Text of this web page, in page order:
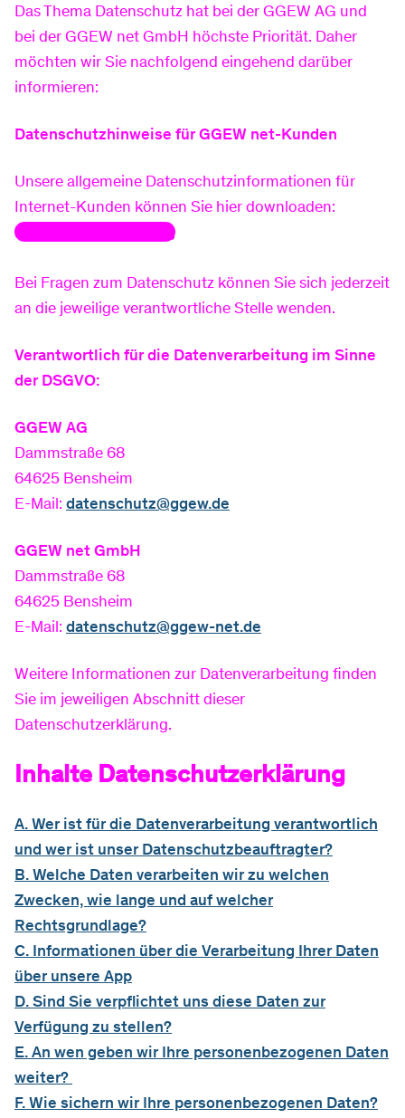
Hilfe & Service
Kundenportal
Downloads
Umzug melden
Vertrag kündigen
Tarif- & Produktwechsel
Router zurück senden
Anschluss ans Glasfasernetz
Freunde werben
Hausbau-Services
Hausanschluss
Zähler-Service
Standrohr mieten
Service
FAQ
Dokumente & Formulare
Umzug
Rechnungserklärer
Jahresverbrauchsabrechnung
Baustellen
Sponsoring
Das Thema Datenschutz hat bei der GGEW AG und
bei der GGEW net GmbH höchste Priorität. Daher
möchten wir Sie nachfolgend eingehend darüber
informieren:
Datenschutzhinweise für GGEW net-Kunden
Unsere allgemeine Datenschutzinformationen für
Internet-Kunden können Sie hier downloaden:
Datenschutzerklärung
Bei Fragen zum Datenschutz können Sie sich jederzeit
an die jeweilige verantwortliche Stelle wenden.
Verantwortlich für die Datenverarbeitung im Sinne
der DSGVO:
GGEW AG
Dammstraße 68
64625 Bensheim
E-Mail: datenschutz@ggew.de
GGEW net GmbH
Dammstraße 68
64625 Bensheim
E-Mail: datenschutz@ggew-net.de
Weitere Informationen zur Datenverarbeitung finden
Sie im jeweiligen Abschnitt dieser
Datenschutzerklärung.
Inhalte Datenschutzerklärung
A. Wer ist für die Datenverarbeitung verantwortlich
und wer ist unser Datenschutzbeauftragter?
B. Welche Daten verarbeiten wir zu welchen
Zwecken, wie lange und auf welcher
Rechtsgrundlage?
C. Informationen über die Verarbeitung Ihrer Daten
über unsere App
D. Sind Sie verpflichtet uns diese Daten zur
Verfügung zu stellen?
E. An wen geben wir Ihre personenbezogenen Daten
weiter?
F. Wie sichern wir Ihre personenbezogenen Daten?